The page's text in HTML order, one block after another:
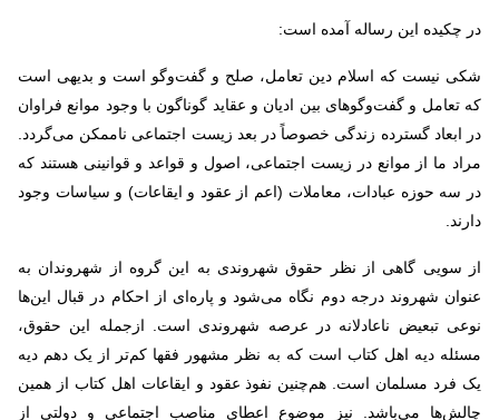
در چکیده این رساله آمده است:
شکی نیست که اسلام دین تعامل، صلح و گفت‌وگو است و بدیهی است
که تعامل و گفت‌وگوهای بین ادیان و عقاید گوناگون با وجود موانع فراوان
در ابعاد گسترده زندگی خصوصاً در بعد زیست اجتماعی ناممکن می‌گردد.
مراد ما از موانع در زیست اجتماعی، اصول و قواعد و قوانینی هستند که
در سه حوزه عبادات، معاملات (اعم از عقود و ایقاعات) و سیاسات وجود
دارند.
از سویی گاهی از نظر حقوق شهروندی به این گروه از شهروندان به
عنوان شهروند درجه دوم نگاه می‌شود و پاره‌ای از احکام در قبال این‌ها
نوعی تبعیض ناعادلانه در عرصه شهروندی است. ازجمله این حقوق،
مسئله دیه اهل کتاب است که به نظر مشهور فقها کم‌تر از یک دهم دیه
یک فرد مسلمان است. هم‌چنین نفوذ عقود و ایقاعات اهل کتاب از همین
چالش‌ها می‌باشد. نیز موضوع اعطای مناصب اجتماعی و دولتی از